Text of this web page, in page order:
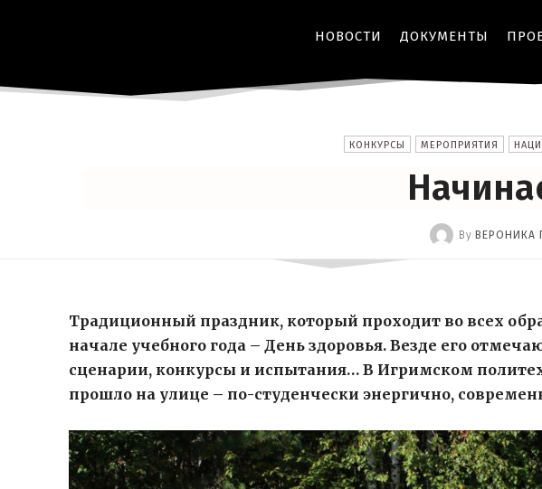
НОВОСТИ ДОКУМЕНТЫ
КОНКУРСЫ МЕРОПРИЯТИЯ
By ВЕРОНИКА
Традиционный праздник, который проходит во всех
начале учебного года – День здоровья. Везде его
сценарии, конкурсы и испытания… В Игримском
прошло на улице – по-студенчески энергично,